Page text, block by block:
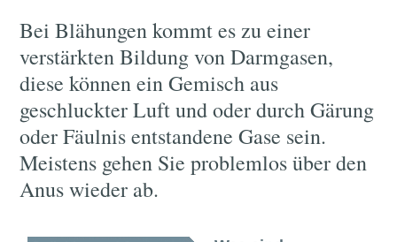
Bei Blähungen kommt es zu einer
verstärkten Bildung von Darmgasen,
diese können ein Gemisch aus
geschluckter Luft und oder durch Gärung
oder Fäulnis entstandene Gase sein.
Meistens gehen Sie problemlos über den
Anus wieder ab.